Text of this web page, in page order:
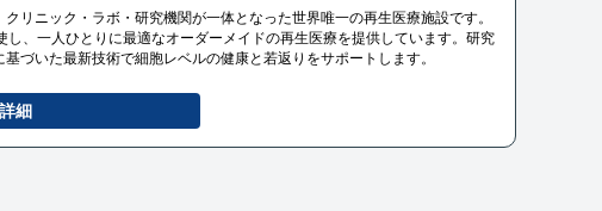
リニック・ラボ・研究機関が一体となった世界唯一の再生医療施設です。
し、一人ひとりに最適なオーダーメイドの再生医療を提供しています。研究
づいた最新技術で細胞レベルの健康と若返りをサポートします。
詳細